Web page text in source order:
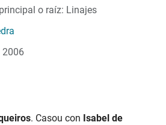
o raíz: Linajes
2006
. Casou con Isabel de